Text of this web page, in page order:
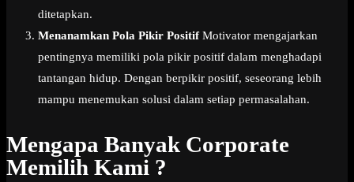
ditetapkan.
Menanamkan Pola Pikir PositifMotivator mengajarkan
pentingnya memiliki pola pikir positif dalam menghadapi
tantangan hidup. Dengan berpikir positif, seseorang lebih
mampu menemukan solusi dalam setiap permasalahan.
Mengapa Banyak Corporate
Memilih Kami ?